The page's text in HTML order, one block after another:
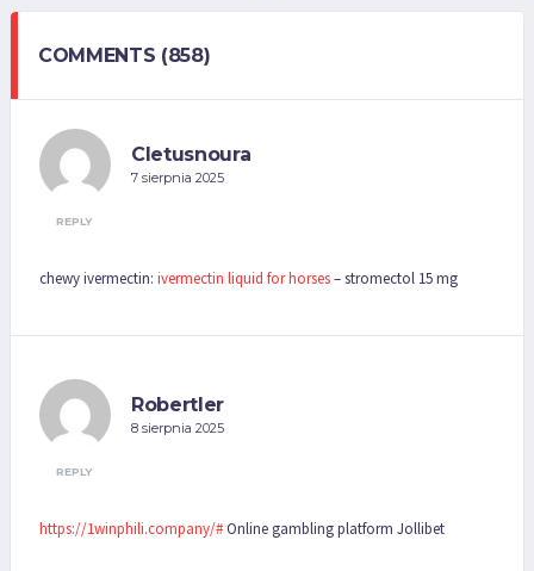
COMMENTS (858)
Cletusnoura
7 sierpnia 2025
REPLY
chewy ivermectin: ivermectin liquid for horses– stromectol 15 mg
Robertler
8 sierpnia 2025
REPLY
https://1winphili.company/#Online gambling platform Jollibet